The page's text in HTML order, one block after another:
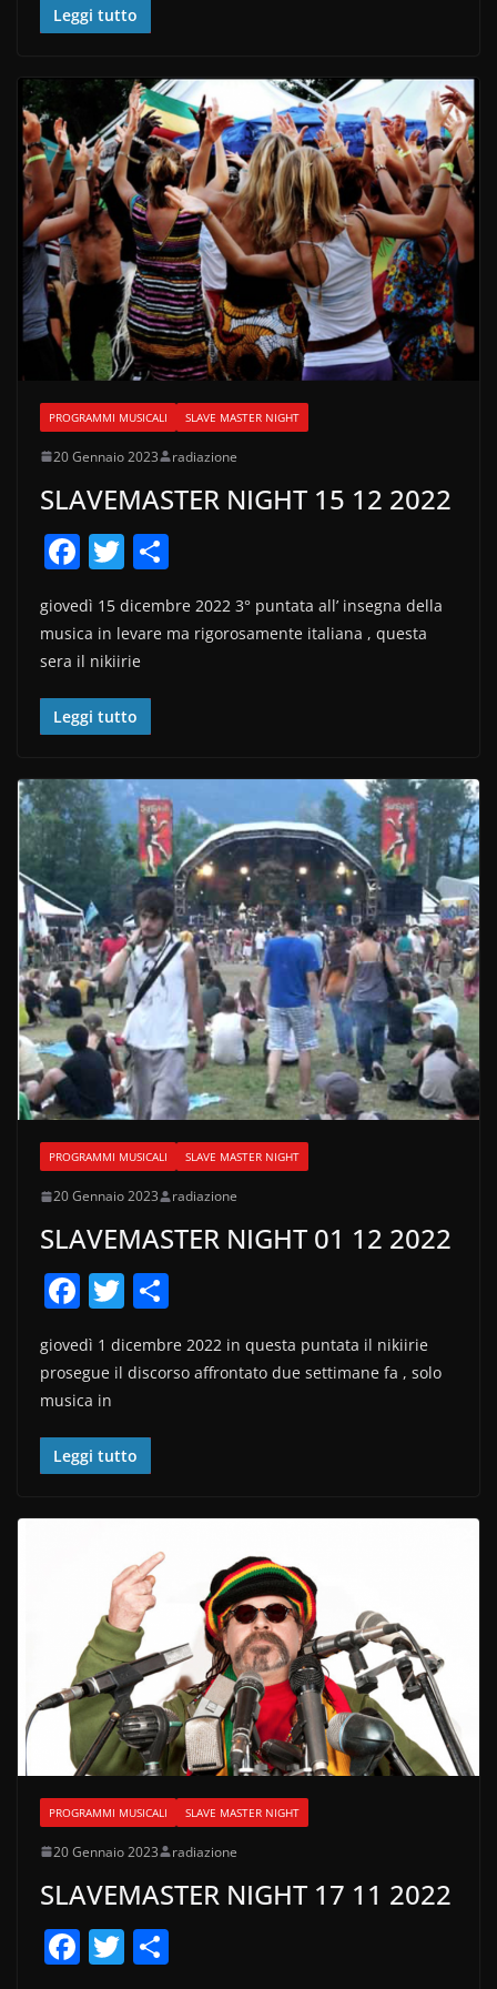
o
k
Leggi tutto
PROGRAMMI MUSICALI SLAVE MASTER NIGHT
20 Gennaio 2023 radiazione
SLAVEMASTER NIGHT 15 12 2022
F
a
c
e
b
o
k
T
w
itt
er
n
giovedì 15 dicembre 2022 3° puntata all’ insegna della
musica in levare ma rigorosamente italiana , questa
sera il nikiirie
Leggi tutto
PROGRAMMI MUSICALI SLAVE MASTER NIGHT
20 Gennaio 2023 radiazione
SLAVEMASTER NIGHT 01 12 2022
F
a
c
e
b
o
T
itt n
giovedì 1 dicembre 2022 in questa puntata il nikiirie
prosegue il discorso affrontato due settimane fa , solo
musica in
Leggi tutto
PROGRAMMI MUSICALI SLAVE MASTER NIGHT
20 Gennaio 2023 radiazione
SLAVEMASTER NIGHT 17 11 2022
F T